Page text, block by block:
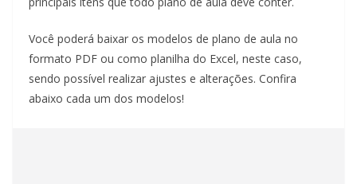
Você poderá baixar os modelos de plano de aula no
formato PDF ou como planilha do Excel, neste caso,
sendo possível realizar ajustes e alterações. Confira
abaixo cada um dos modelos!